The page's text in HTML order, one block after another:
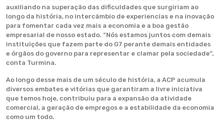
auxiliando na superação das dificuldades que surgiriam ao
longo da história, no intercâmbio de experiencias e na inovação
para fomentar cada vez mais a economia e a boa gestão
empresarial de nosso estado. “Nós estamos juntos com demais
instituições que fazem parte do G7 perante demais entidades
e órgãos do governo para representar e clamar pela sociedade”,
conta Turmina.
Ao longo desse mais de um século de história, a ACP acumula
diversos embates e vitórias que garantiram a livre iniciativa
que temos hoje, contribuiu para a expansão da atividade
comercial, a geração de empregos e a estabilidade da economia
como um todo.